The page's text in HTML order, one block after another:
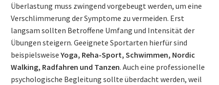
Überlastung muss zwingend vorgebeugt werden, um eine
Verschlimmerung der Symptome zu vermeiden. Erst
langsam sollten Betroffene Umfang und Intensität der
Übungen steigern. Geeignete Sportarten hierfür sind
beispielsweiseYoga, Reha-Sport, Schwimmen, Nordic
Walking, Radfahren und Tanzen. Auch eine professionelle
psychologische Begleitung sollte überdacht werden, weil